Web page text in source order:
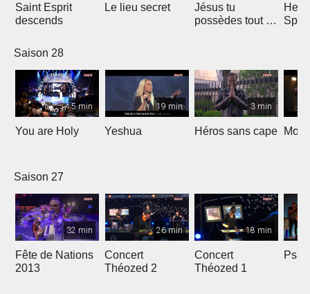
Saint Esprit
descends
Le lieu secret
Jésus tu
possèdes tout en
He
Saison 28
5 min
You are Holy
19 min
Yeshua
3 min
Héros sans cape Moi
Saison 27
32 min
Fête de Nations
2013
26 min
Concert
Théozed 2
18 min
Concert
Théozed 1